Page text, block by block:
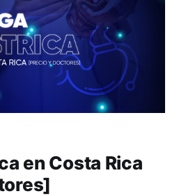
en Costa Rica